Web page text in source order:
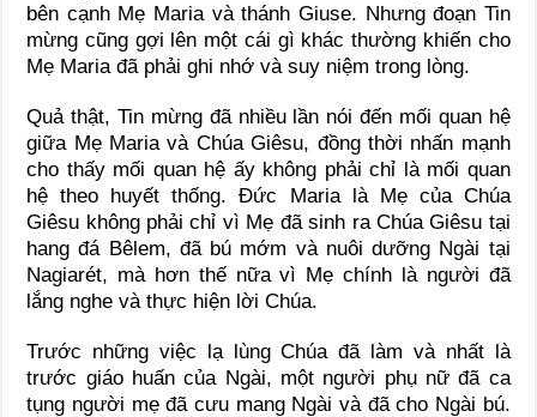
bên cạnh Mẹ Maria và thánh Giuse. Nhưng đoạn Tin
mừng cũng gợi lên một cái gì khác thường khiến cho
Mẹ Maria đã phải ghi nhớ và suy niệm trong lòng.
Quả thật, Tin mừng đã nhiều lần nói đến mối quan hệ
giữa Mẹ Maria và Chúa Giêsu, đồng thời nhấn mạnh
cho thấy mối quan hệ ấy không phải chỉ là mối quan
hệ theo huyết thống. Đức Maria là Mẹ của Chúa
Giêsu không phải chỉ vì Mẹ đã sinh ra Chúa Giêsu tại
hang đá Bêlem, đã bú mớm và nuôi dưỡng Ngài tại
Nagiarét, mà hơn thế nữa vì Mẹ chính là người đã
lắng nghe và thực hiện lời Chúa.
Trước những việc lạ lùng Chúa đã làm và nhất là
trước giáo huấn của Ngài, một người phụ nữ đã ca
tụng người mẹ đã cưu mang Ngài và đã cho Ngài bú.